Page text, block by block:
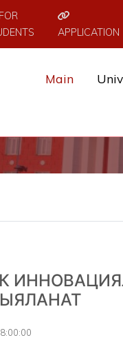
FOR
APPLICATION
Main